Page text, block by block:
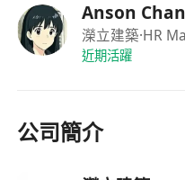
流利使用廣東話、
溝通
主要香港工作與需
具備出色的項目管
門協作經驗
Anson Chan
濚立建築·HR
近期活躍
公司簡介